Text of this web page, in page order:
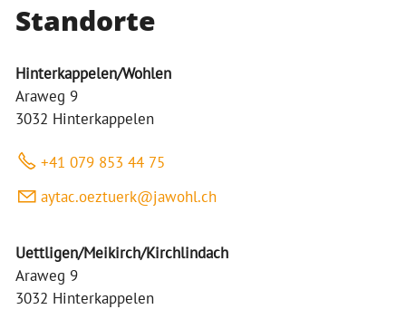
Standorte
Hinterkappelen/Wohlen
Araweg 9
3032 Hinterkappelen
+41 079 853 44 75
yt c zt rk j w hlch
Uettligen/Meikirch/Kirchlindach
Araweg 9
3032 Hinterkappelen